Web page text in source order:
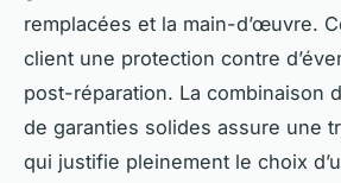
remplacées et la main-d’œuvre.
client une protection contre
post-réparation. La combinaison
de garanties solides assure une
qui justifie pleinement le choix